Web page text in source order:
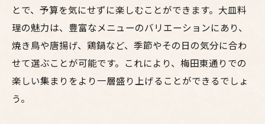
とで、予算を気にせずに楽しむことができます。大皿料
理の魅力は、豊富なメニューのバリエーションにあり、
焼き鳥や唐揚げ、鶏鍋など、季節やその日の気分に合わ
せて選ぶことが可能です。これにより、梅田東通りでの
楽しい集まりをより一層盛り上げることができるでしょ
う。